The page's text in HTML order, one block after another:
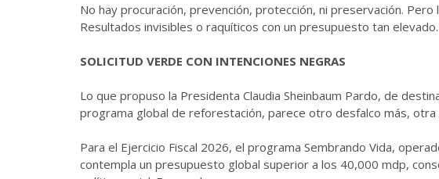
No hay procuración, prevención, protección, ni preservación.
Resultados invisibles o raquíticos con un presupuesto tan
SOLICITUD VERDE CON INTENCIONES NEGRAS
Lo que propuso la Presidenta Claudia Sheinbaum Pardo, de
programa global de reforestación, parece otro desfalco más,
Para el Ejercicio Fiscal 2026, el programa Sembrando Vida,
contempla un presupuesto global superior a los 40,000 mdp,